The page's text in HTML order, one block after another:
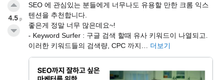
SEO 에 관심있는 분들에게 너무나도 유용할 만한 크롬 익스
텐션을 추천합니다.
좋은게 정말 너무 많은데요~!
- Keyword Surfer : 구글 검색 할때 유사 키워드이 나열되고.
이러한 키워드들의 검색량, CPC 까지… 더보기
4.5 p